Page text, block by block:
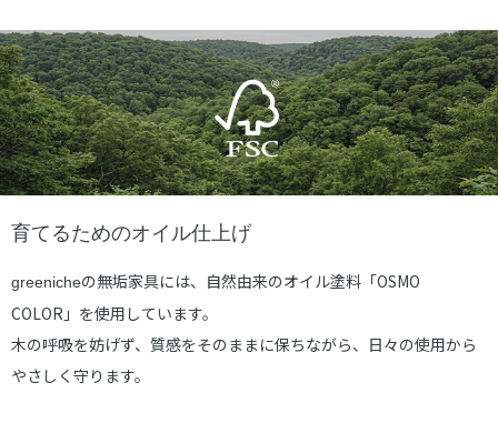
育てるためのオイル仕上げ
greenicheの無垢家具には、自然由来のオイル塗料「OSMO
COLOR」を使用しています。
木の呼吸を妨げず、質感をそのままに保ちながら、日々の使用から
やさしく守ります。